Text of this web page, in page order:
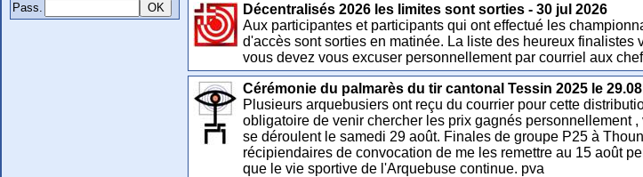
Pass.
Décentralisés 2026 les limites sont sorties - 30 jul 2026
Aux participantes et participants qui ont effectué les
d'accès sont sorties en matinée. La liste des heureux
vous devez vous excuser personnellement par courriel aux
Cérémonie du palmarès du tir cantonal Tessin 2025 le
Plusieurs arquebusiers ont reçu du courrier pour cette
obligatoire de venir chercher les prix gagnés personnellement
se déroulent le samedi 29 août. Finales de groupe P25 à
récipiendaires de convocation de me les remettre au 15 août
que le vie sportive de l'Arquebuse continue. pva